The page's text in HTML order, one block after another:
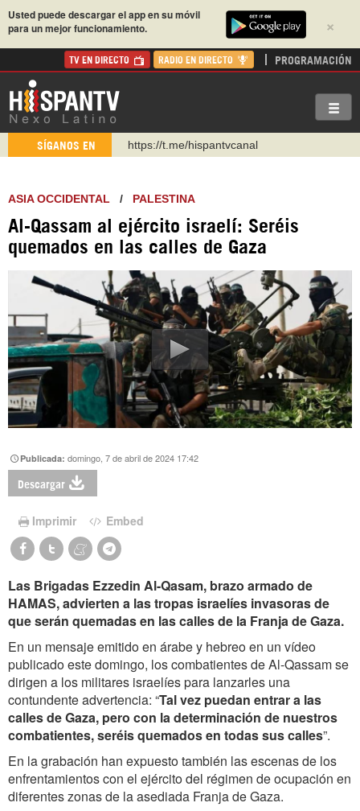
×
Usted puede descargar el app en su móvil
para un mejor funcionamiento.
TV EN DIRECTO RADIO EN DIRECTO PROGRAMACIÓN
SÍGANOS EN
https://t.me/hispantvcanal
WhatsApp y Viber: +98 921 79 29 404
Instagram como: hispan_tv
https://www.facebook.com/Nexolatino.Canal
http://twitter.com/nexo_latino
ASIA OCCIDENTAL / PALESTINA
Al-Qassam al ejército israelí: Seréis
quemados en las calles de Gaza
Publicada:domingo, 7 de abril de 2024 17:42
Descargar
Imprimir Embed
Las Brigadas Ezzedin Al-Qasam, brazo armado de
HAMAS, advierten a las tropas israelíes invasoras de
que serán quemadas en las calles de la Franja de Gaza.
En un mensaje emitido en árabe y hebreo en un vídeo
publicado este domingo, los combatientes de Al-Qassam se
dirigen a los militares israelíes para lanzarles una
contundente advertencia: “Tal vez puedan entrar a las
calles de Gaza, pero con la determinación de nuestros
combatientes, seréis quemados en todas sus calles”.
En la grabación han expuesto también las escenas de los
enfrentamientos con el ejército del régimen de ocupación en
diferentes zonas de la asediada Franja de Gaza.